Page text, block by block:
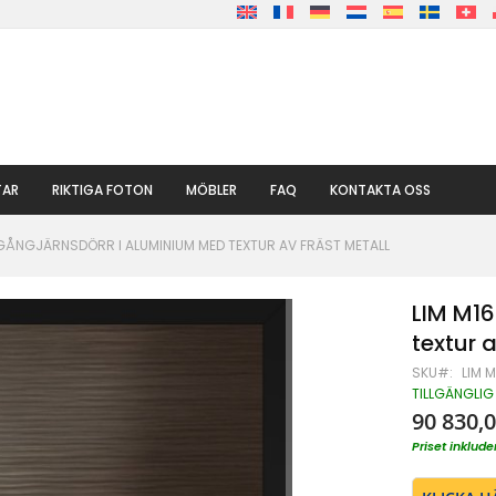
RIKTIGA FOTON MÖBLER FAQ KONTAKTA OSS
I ALUMINIUM MED TEXTUR AV FRÄST METALL
LIM
textur
SKU LIM
90
Priset